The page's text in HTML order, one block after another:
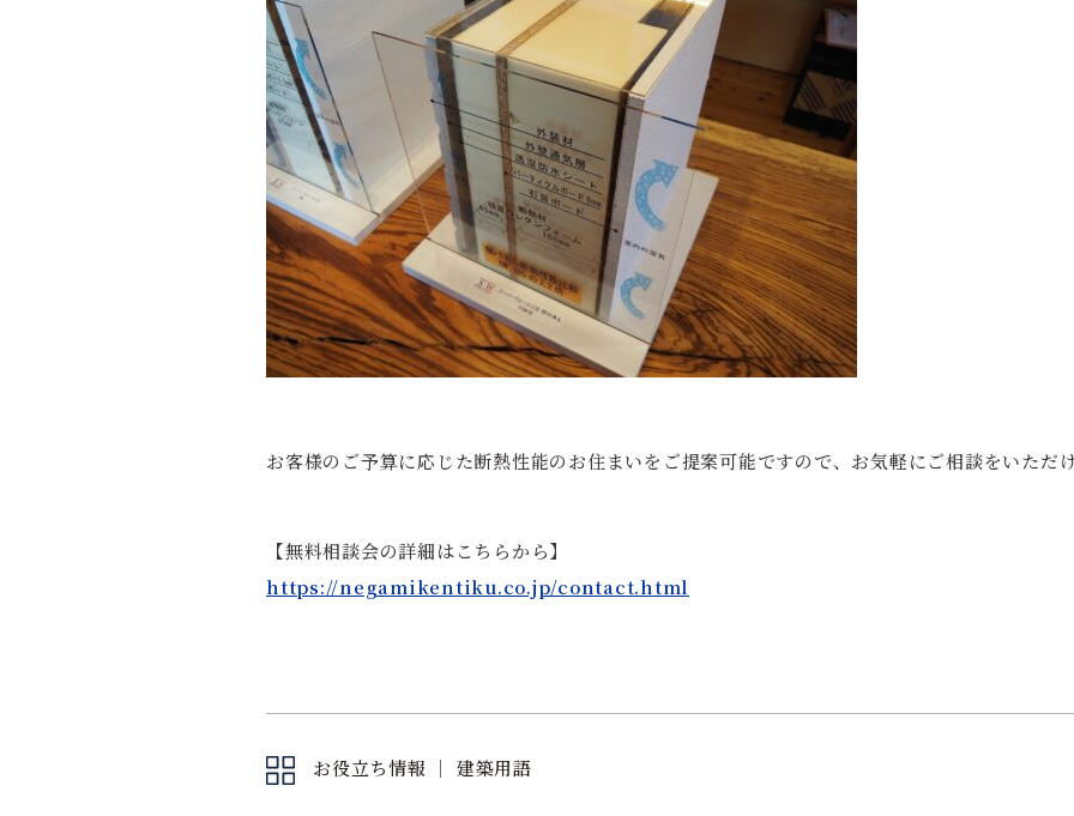
お客様のご予算に応じた断熱性能のお住まいをご提案可能ですので、お気軽にご相談をいただ
【無料相談会の詳細はこちらから】
https://negamikentiku.co.jp/contact.html
お役立ち情報 ｜ 建築用語